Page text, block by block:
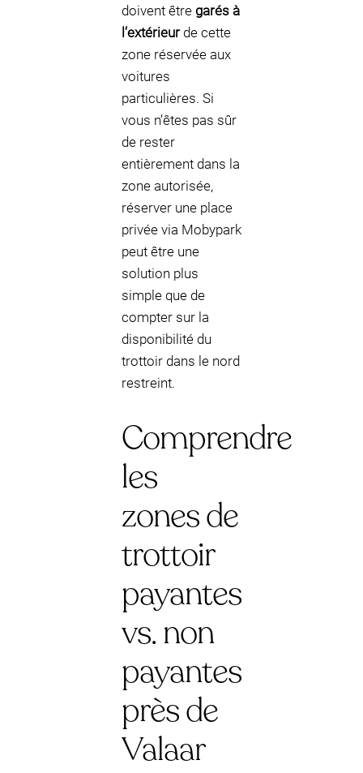
doivent être garés à
l’extérieurde cette
zone réservée aux
voitures
particulières. Si
vous n’êtes pas sûr
de rester
entièrement dans la
zone autorisée,
réserver une place
privée via Mobypark
peut être une
solution plus
simple que de
compter sur la
disponibilité du
trottoir dans le nord
restreint.
Comprendre
les
zones de
trottoir
payantes
vs. non
payantes
près de
Valaar